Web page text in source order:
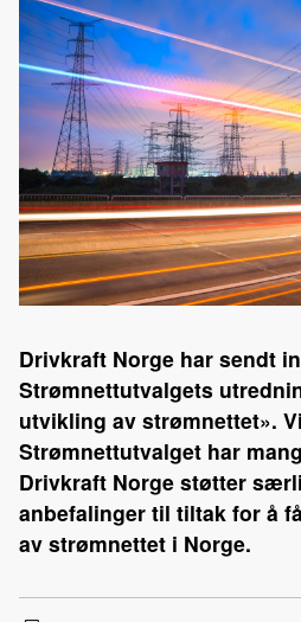
Drivkraft Norge har sendt
Strømnettutvalgets
utvikling av strømnettet».
Strømnettutvalget har
Drivkraft Norge støtter
anbefalinger til tiltak for å
av strømnettet i Norge.